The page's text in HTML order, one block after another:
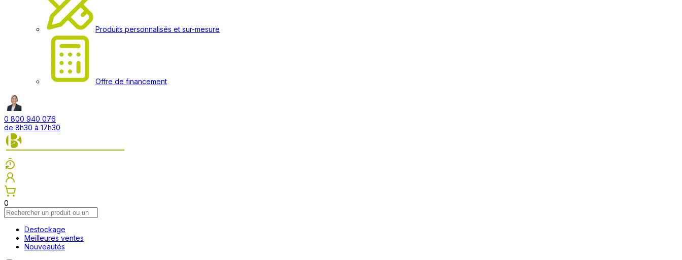
Produits personnalisés et sur-mesure
Offre de financement
0 800 940 076
de 8h30 à 17h30
0
Destockage
Meilleures ventes
Nouveautés